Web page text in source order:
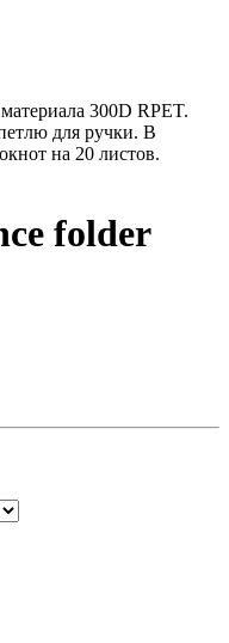
300D RPET.
для ручки. В
на 20 листов.
folder